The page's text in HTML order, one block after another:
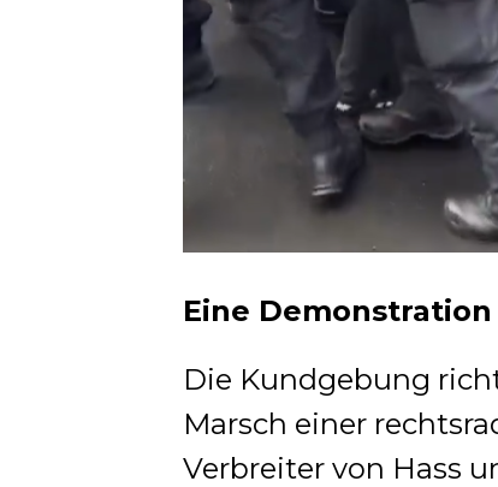
Eine
Die Kundgebung
Marsch einer
Verbreiter von Hass